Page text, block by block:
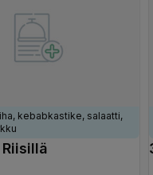
kebabkastike, salaatti,